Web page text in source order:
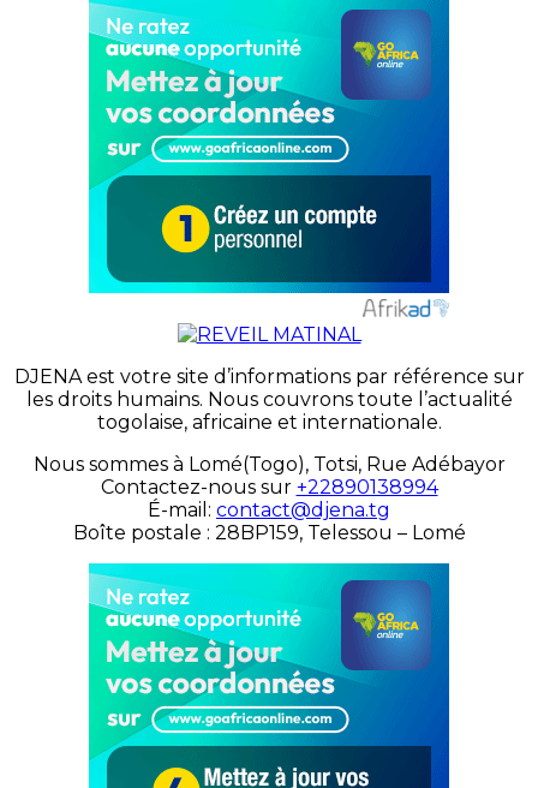
DJENA est votre site d’informations par référence sur
les droits humains. Nous couvrons toute l’actualité
togolaise, africaine et internationale.
Nous sommes à Lomé(Togo), Totsi, Rue Adébayor
Contactez-nous sur +22890138994
É-mail: contact@djena.tg
Boîte postale : 28BP159, Telessou – Lomé